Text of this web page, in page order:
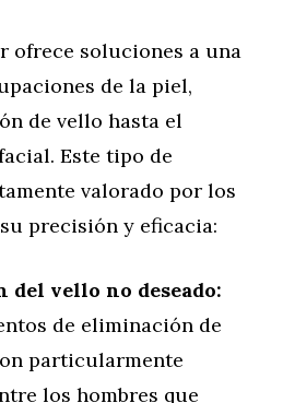
ofrece soluciones a una
de la piel,
de vello hasta el
Este tipo de
valorado por los
precisión y eficacia:
del vello no deseado:
de eliminación de
particularmente
los hombres que